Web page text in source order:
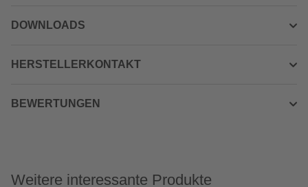
DOWNLOADS
HERSTELLERKONTAKT
BEWERTUNGEN
Weitere interessante Produkte